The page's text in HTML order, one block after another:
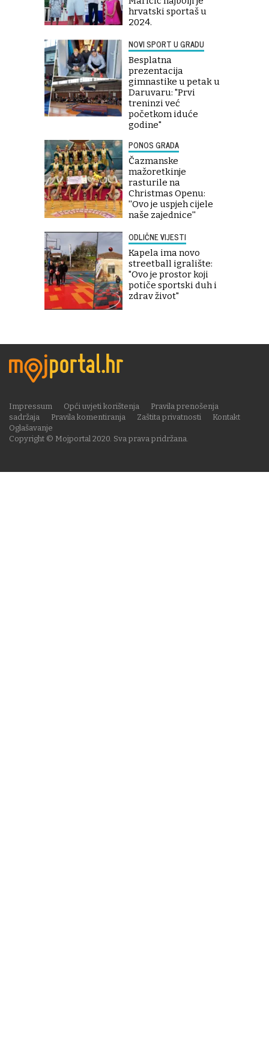
hrvatski sportaš u
2024.
NOVI SPORT U GRADU
Besplatna
prezentacija
gimnastike u petak u
Daruvaru: "Prvi
treninzi već
početkom iduće
godine"
PONOS GRADA
Čazmanske
mažoretkinje
rasturile na
Christmas Openu:
''Ovo je uspjeh cijele
naše zajednice''
ODLIČNE VIJESTI
Kapela ima novo
streetball igralište:
"Ovo je prostor koji
potiče sportski duh i
zdrav život"
Copyright © Mojportal 2020. Sva prava pridržana.
Impressum Opći uvjeti korištenja
Pravila prenošenja
sadržaja
Pravila komentiranja Zaštita privatnosti
Kontakt
Oglašavanje